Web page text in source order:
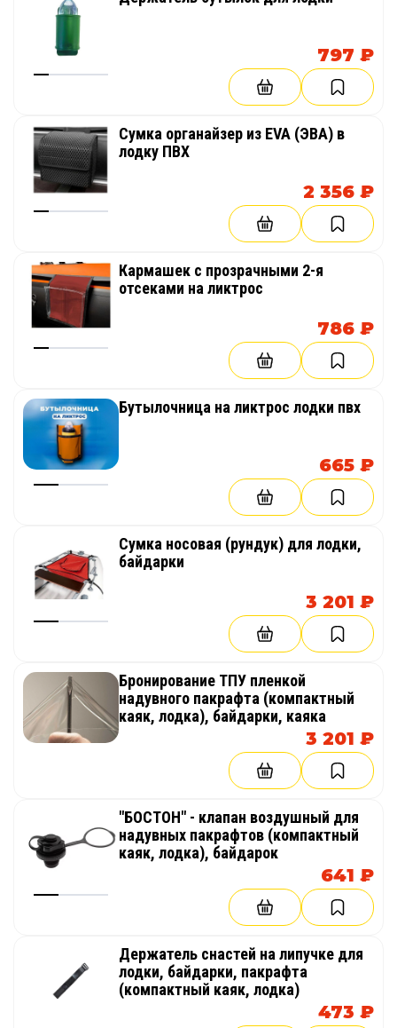
797 ₽
Сумка органайзер из EVA (ЭВА) в
лодку ПВХ
2 356 ₽
Кармашек с прозрачными 2-я
отсеками на ликтрос
786 ₽
Бутылочница на ликтрос лодки пвх
665 ₽
Сумка носовая (рундук) для лодки,
байдарки
3 201 ₽
Бронирование ТПУ пленкой
надувного пакрафта (компактный
каяк, лодка), байдарки, каяка
3 201 ₽
"БОСТОН" - клапан воздушный для
надувных пакрафтов (компактный
каяк, лодка), байдарок
641 ₽
Держатель снастей на липучке для
лодки, байдарки, пакрафта
(компактный каяк, лодка)
473 ₽